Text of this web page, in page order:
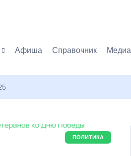
Афиша Справочник Медиа
ПОЛИТИКА